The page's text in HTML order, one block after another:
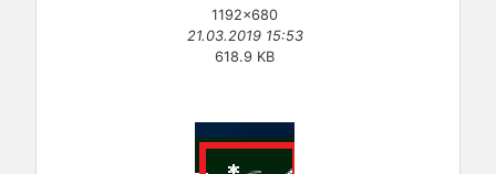
1192×680
21.03.2019 15:53
618.9 KB